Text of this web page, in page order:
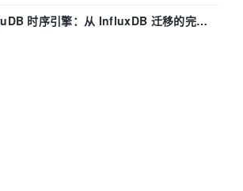
时序引擎：从 InfluxDB 迁移的完整